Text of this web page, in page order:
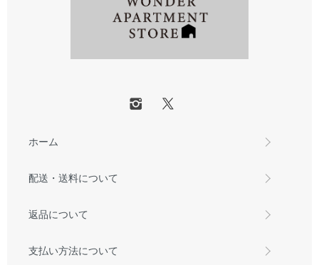
ホーム
配送・送料について
返品について
支払い方法について